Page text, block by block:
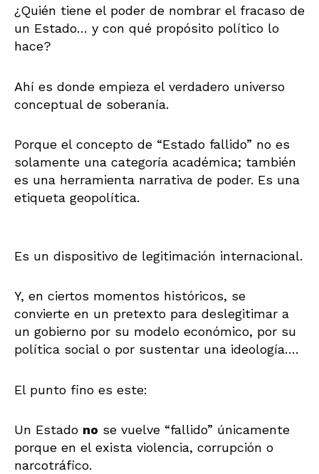
¿Quién tiene el poder de nombrar el fracaso de
un Estado… y con qué propósito político lo
hace?
Ahí es donde empieza el verdadero universo
conceptual de soberanía.
Porque el concepto de “Estado fallido” no es
solamente una categoría académica; también
es una herramienta narrativa de poder. Es una
etiqueta geopolítica.
Es un dispositivo de legitimación internacional.
Y, en ciertos momentos históricos, se
convierte en un pretexto para deslegitimar a
un gobierno por su modelo económico, por su
política social o por sustentar una ideología….
El punto fino es este:
Un Estado no se vuelve “fallido” únicamente
porque en el exista violencia, corrupción o
narcotráfico.